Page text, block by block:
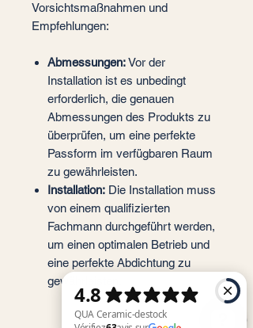
Vorsichtsmaßnahmen und
Empfehlungen:
Abmessungen:Vor der
Installation ist es unbedingt
erforderlich, die genauen
Abmessungen des Produkts zu
überprüfen, um eine perfekte
Passform im verfügbaren Raum
zu gewährleisten.
Installation: Die Installation muss
von einem qualifizierten
Fachmann durchgeführt werden,
um einen optimalen Betrieb und
eine perfekte Abdichtung zu
gewährleisten.